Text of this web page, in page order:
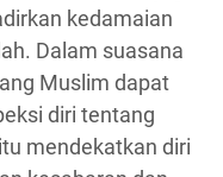
kedamaian
Dalam suasana
Muslim dapat
diri tentang
mendekatkan diri